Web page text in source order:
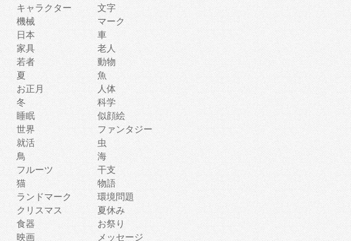
キャラクター
文字
機械
マーク
日本
車
家具
老人
若者
動物
夏
魚
お正月
人体
冬
科学
睡眠
似顔絵
世界
ファンタジー
就活
虫
鳥
海
フルーツ
干支
猫
物語
ランドマーク
環境問題
クリスマス
夏休み
食器
お祭り
映画 メッセージ